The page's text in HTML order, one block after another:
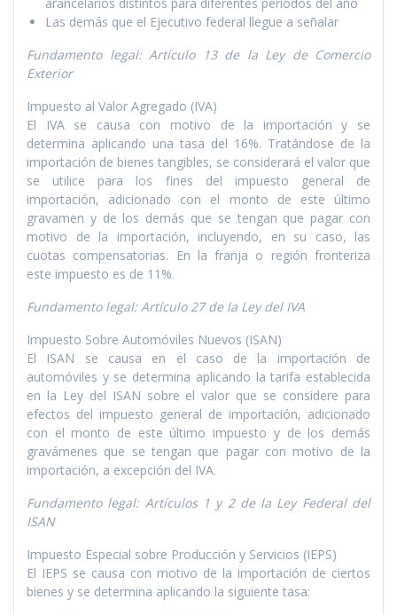
Las demás que el Ejecutivo federal llegue a señalar
Fundamento legal: Artí­culo 13 de la Ley de Comercio
Exterior
Impuesto al Valor Agregado (IVA)
El IVA se causa con motivo de la importación y se
determina aplicando una tasa del 16%. Tratándose de la
importación de bienes tangibles, se considerará el valor que
se utilice para los fines del impuesto general de
importación, adicionado con el monto de este último
gravamen y de los demás que se tengan que pagar con
motivo de la importación, incluyendo, en su caso, las
cuotas compensatorias. En la franja o región fronteriza
este impuesto es de 11%.
Fundamento legal: Artí­culo 27 de la Ley del IVA
Impuesto Sobre Automóviles Nuevos (ISAN)
El ISAN se causa en el caso de la importación de
automóviles y se determina aplicando la tarifa establecida
en la Ley del ISAN sobre el valor que se considere para
efectos del impuesto general de importación, adicionado
con el monto de este último impuesto y de los demás
gravámenes que se tengan que pagar con motivo de la
importación, a excepción del IVA.
Fundamento legal: Artí­culos 1 y 2 de la Ley Federal del
ISAN
Impuesto Especial sobre Producción y Servicios (IEPS)
El IEPS se causa con motivo de la importación de ciertos
bienes y se determina aplicando la siguiente tasa: